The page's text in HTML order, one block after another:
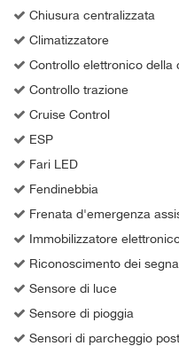
Chiusura centralizzata
Climatizzatore
Controllo elettronico della
Controllo trazione
Cruise Control
ESP
Fari LED
Fendinebbia
Frenata d'emergenza
Immobilizzatore
Riconoscimento dei
Sensore di luce
Sensore di pioggia
Sensori di parcheggio